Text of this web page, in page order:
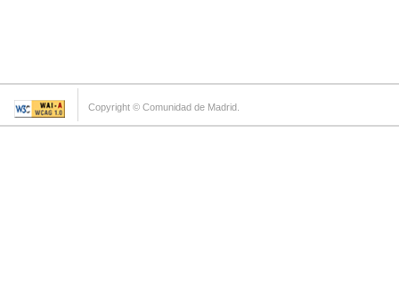
Copyright © Comunidad de Madrid.